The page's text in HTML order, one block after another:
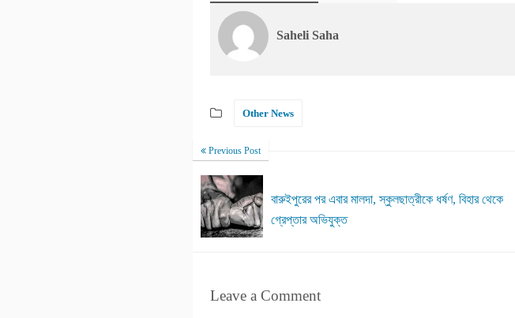
Saheli Saha
Other News
Previous Post
বারুইপুরের পর এবার মালদা, স্কুলছাত্রীকে ধর্ষণ, বিহার থেকে
গ্রেপ্তার অভিযুক্ত
Leave a Comment